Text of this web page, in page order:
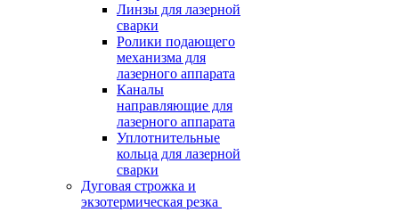
Линзы для лазерной
сварки
Ролики подающего
механизма для
лазерного аппарата
Каналы
направляющие для
лазерного аппарата
Уплотнительные
кольца для лазерной
сварки
Дуговая строжка и
экзотермическая резка